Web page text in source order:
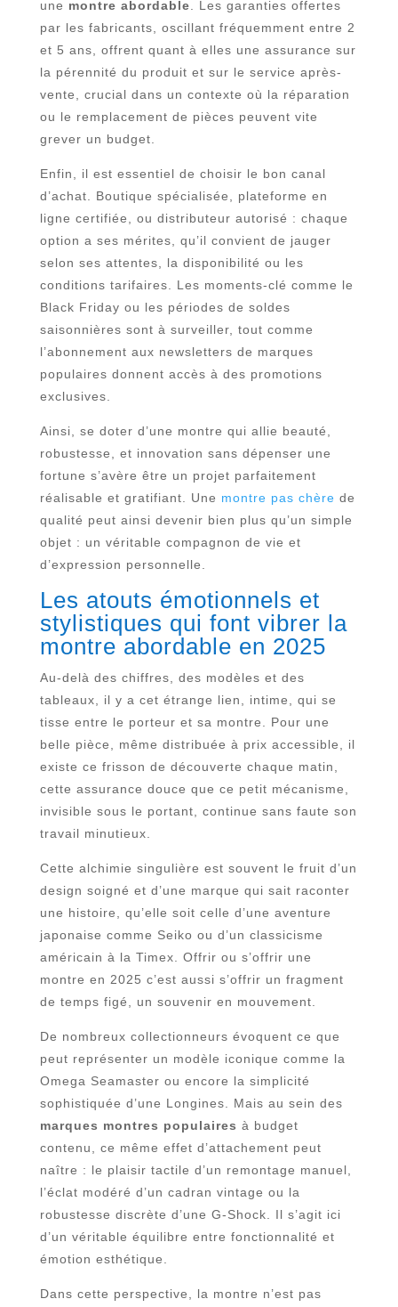
une montre abordable . Les garanties offertes
par les fabricants, oscillant fréquemment entre 2
et 5 ans, offrent quant à elles une assurance sur
la pérennité du produit et sur le service après-
vente, crucial dans un contexte où la réparation
ou le remplacement de pièces peuvent vite
grever un budget.
Enfin, il est essentiel de choisir le bon canal
d’achat. Boutique spécialisée, plateforme en
ligne certifiée, ou distributeur autorisé : chaque
option a ses mérites, qu’il convient de jauger
selon ses attentes, la disponibilité ou les
conditions tarifaires. Les moments-clé comme le
Black Friday ou les périodes de soldes
saisonnières sont à surveiller, tout comme
l’abonnement aux newsletters de marques
populaires donnent accès à des promotions
exclusives.
Ainsi, se doter d’une montre qui allie beauté,
robustesse, et innovation sans dépenser une
fortune s’avère être un projet parfaitement
réalisable et gratifiant. Une montre pas chère de
qualité peut ainsi devenir bien plus qu’un simple
objet : un véritable compagnon de vie et
d’expression personnelle.
Les atouts émotionnels et
stylistiques qui font vibrer la
montre abordable en 2025
Au-delà des chiffres, des modèles et des
tableaux, il y a cet étrange lien, intime, qui se
tisse entre le porteur et sa montre. Pour une
belle pièce, même distribuée à prix accessible, il
existe ce frisson de découverte chaque matin,
cette assurance douce que ce petit mécanisme,
invisible sous le portant, continue sans faute son
travail minutieux.
Cette alchimie singulière est souvent le fruit d’un
design soigné et d’une marque qui sait raconter
une histoire, qu’elle soit celle d’une aventure
japonaise comme Seiko ou d’un classicisme
américain à la Timex. Offrir ou s’offrir une
montre en 2025 c’est aussi s’offrir un fragment
de temps figé, un souvenir en mouvement.
De nombreux collectionneurs évoquent ce que
peut représenter un modèle iconique comme la
Omega Seamaster ou encore la simplicité
sophistiquée d’une Longines. Mais au sein des
marques montres populaires à budget
contenu, ce même effet d’attachement peut
naître : le plaisir tactile d’un remontage manuel,
l’éclat modéré d’un cadran vintage ou la
robustesse discrète d’une G-Shock. Il s’agit ici
d’un véritable équilibre entre fonctionnalité et
émotion esthétique.
Dans cette perspective, la montre n’est pas